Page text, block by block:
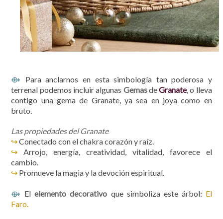
⟴ Para anclarnos en esta simbología tan poderosa y
terrenal podemos incluir algunas GemasdeGranate, o lleva
contigo una gema de Granate, ya sea en joya como en
bruto.
Las propiedades del Granate
↪Conectado con el chakra corazón y raíz.
↪ Arrojo, energía, creatividad, vitalidad, favorece el
cambio.
↪ Promueve la magia y la devoción espiritual.
⟴ Elelemento decorativo que simboliza este árbol: El
Faro.